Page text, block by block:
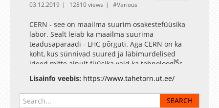
03.12.2019
12810 views Various
CERN - see on maailma suurim osakestefüüsika
labor. Sealt leiab ka maailma suurima
teadusaparaadi - LHC põrguti. Aga CERN on ka
koht, kus sünnivad suured ja läbimurdelised
ideed mitte ainult füüsika vaid ka tehnoloogias.
Seal väljamõeldut leiab alates haiglatest kuni
nutitelefonini. Ka Eestis on nii mõnigi idufirma
välja kasvanud Eesti CERNi tiimist.
Keemilise ja bioloogilise füüsika instituudi astro-
Lisainfo veebis: https://www.tahetorn.ut.ee/